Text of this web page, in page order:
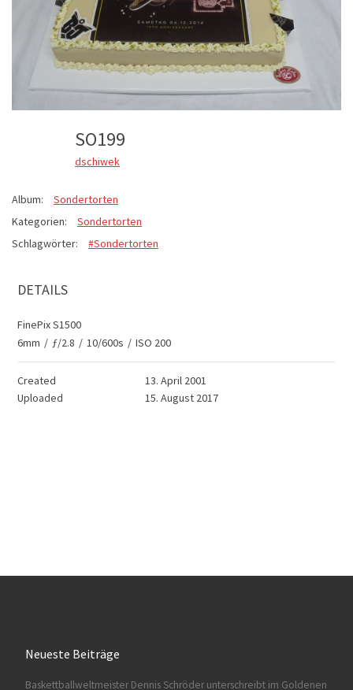
SO199
dschiwek
Album:
Sondertorten
Kategorien:
Sondertorten
Schlagwörter:
#Sondertorten
DETAILS
FinePix S1500
6mm / ƒ/2.8 / 10/600s / ISO 200
Created
13. April 2001
Uploaded
15. August 2017
Neueste Beiträge
Baskettballweltmeister Dennis Schröder unterschreibt im Goldenen